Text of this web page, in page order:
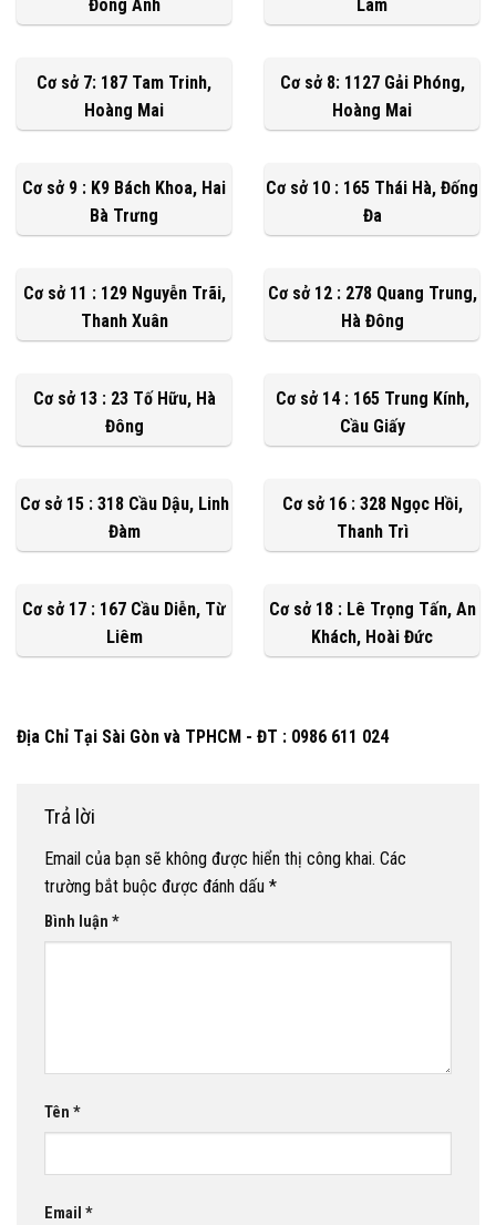
Đông Anh Lâm
Cơ sở 7: 187 Tam Trinh,
Hoàng Mai
Cơ sở 8: 1127 Gải Phóng,
Hoàng Mai
Cơ sở 9 : K9 Bách Khoa, Hai
Bà Trưng
Cơ sở 10 : 165 Thái Hà, Đống
Đa
Cơ sở 11 : 129 Nguyễn Trãi,
Thanh Xuân
Cơ sở 12 : 278 Quang Trung,
Hà Đông
Cơ sở 13 : 23 Tố Hữu, Hà
Đông
Cơ sở 14 : 165 Trung Kính,
Cầu Giấy
Cơ sở 15 : 318 Cầu Dậu, Linh
Đàm
Cơ sở 16 : 328 Ngọc Hồi,
Thanh Trì
Cơ sở 17 : 167 Cầu Diễn, Từ
Liêm
Cơ sở 18 : Lê Trọng Tấn, An
Khách, Hoài Đức
Địa Chỉ Tại Sài Gòn và TPHCM - ĐT : 0986 611 024
Trả lời
Email của bạn sẽ không được hiển thị công khai. Các
trường bắt buộc được đánh dấu *
Bình luận *
Tên *
Email *